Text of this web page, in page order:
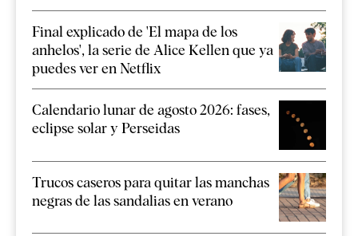
Final explicado de 'El mapa de los
anhelos', la serie de Alice Kellen que ya
puedes ver en Netflix
Calendario lunar de agosto 2026: fases,
eclipse solar y Perseidas
Trucos caseros para quitar las manchas
negras de las sandalias en verano